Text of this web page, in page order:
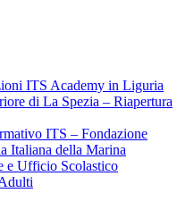
ITS Academy in Liguria
di La Spezia – Riapertura
ITS – Fondazione
Italiana della Marina
e Ufficio Scolastico